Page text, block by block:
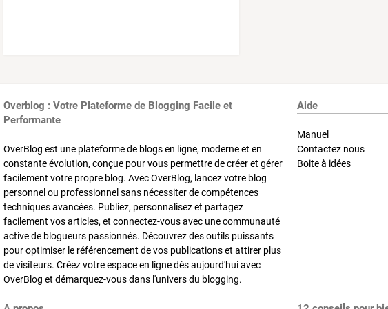
Overblog : Votre Plateforme de Blogging Facile et
Performante
OverBlog est une plateforme de blogs en ligne, moderne et en
constante évolution, conçue pour vous permettre de créer et gérer
facilement votre propre blog. Avec OverBlog, lancez votre blog
personnel ou professionnel sans nécessiter de compétences
techniques avancées. Publiez, personnalisez et partagez
facilement vos articles, et connectez-vous avec une communauté
active de blogueurs passionnés. Découvrez des outils puissants
pour optimiser le référencement de vos publications et attirer plus
de visiteurs. Créez votre espace en ligne dès aujourd'hui avec
OverBlog et démarquez-vous dans l'univers du blogging.
Aide
Manuel
Contactez nous
Boite à idées